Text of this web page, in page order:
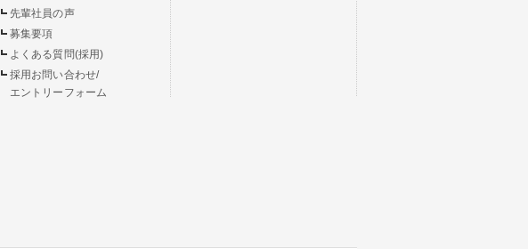
先輩社員の声
募集要項
よくある質問(採用)
採用お問い合わせ/
エントリーフォーム